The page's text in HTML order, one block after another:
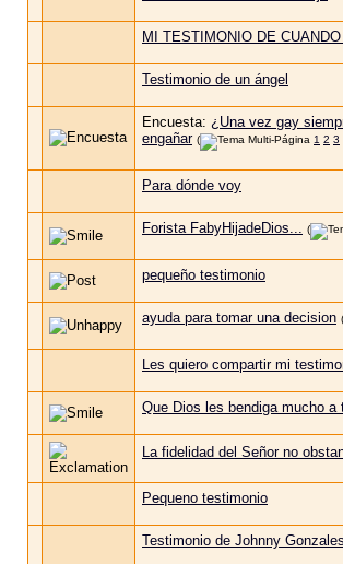
MI TESTIMONIO DE
Testimonio de un ángel
Encuesta: ¿Una vez gay
engañar ( 1 2 3
Para dónde voy
Forista FabyHijadeDios... (
pequeño testimonio
ayuda para tomar una decision (
Les quiero compartir mi
Que Dios les bendiga mucho a
La fidelidad del Señor no
Pequeno testimonio
Testimonio de Johnny Gonzales